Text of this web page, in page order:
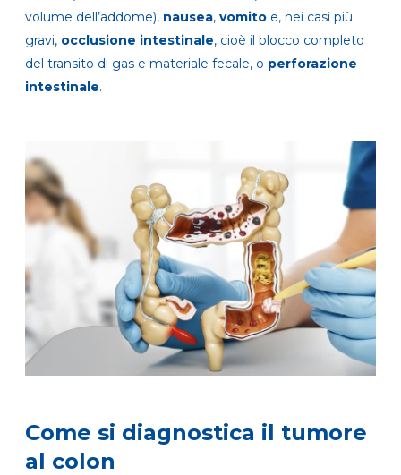
volume dell’addome), nausea, vomito e, nei casi più
gravi, occlusione intestinale, cioè il blocco completo
del transito di gas e materiale fecale, o perforazione
intestinale.
Come si diagnostica il tumore
al colon